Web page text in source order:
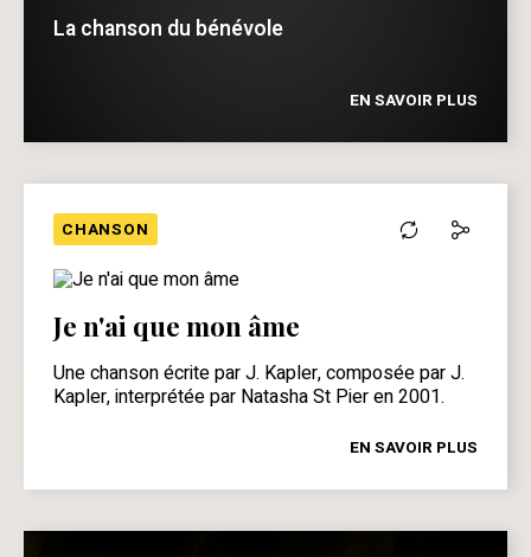
La chanson du bénévole
EN SAVOIR PLUS
CHANSON
Je n'ai que mon âme
Une chanson écrite par J. Kapler, composée par J.
Kapler, interprétée par Natasha St Pier en 2001.
EN SAVOIR PLUS